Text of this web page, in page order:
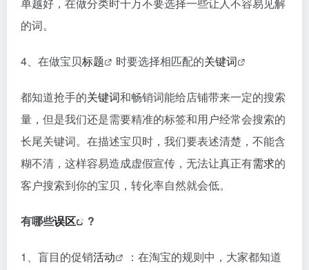
的词。
4、在做宝贝标题 时要选择相匹配的关键词
都知道抢手的关键词和畅销词能给店铺带来一定的搜索
量，但是我们还是需要精准的标签和用户经常会搜索的
长尾关键词。在描述宝贝时，我们要表述清楚，不能含
糊不清，这样容易造成虚假宣传，无法让真正有需求的
客户搜索到你的宝贝，转化率自然就会低。
有哪些误区 ?
1、盲目的促销活动
：在淘宝的规则中，大家都知道